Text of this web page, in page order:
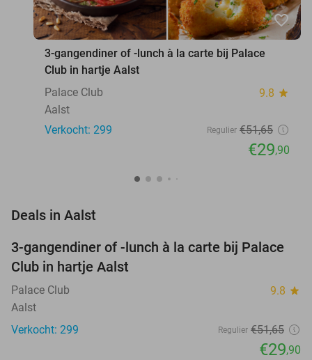
favorite_border
3-gangendiner of -lunch à la carte bij Palace
Club in hartje Aalst
Palace Club
9.8 star
Aalst
Verkocht: 299
Regulier €51,65
€29,90
Deals in Aalst
42%
3-gangendiner of -lunch à la carte bij Palace
Club in hartje Aalst
Palace Club 9.8 star
Aalst
Verkocht: 299
Regulier €51,65
€29,90